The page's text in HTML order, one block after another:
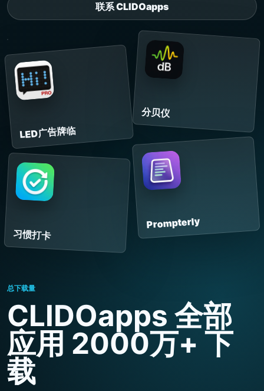
联系 CLIDOapps
LED广告牌临
分贝仪
习惯打卡
Prompterly
总下载量
CLIDOapps 全部
应用 2000万+ 下
载